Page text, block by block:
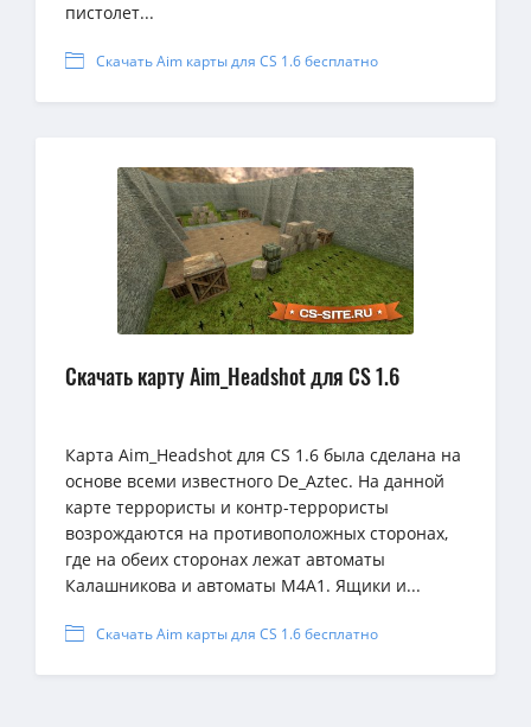
пистолет...
Скачать Aim карты для CS 1.6 бесплатно
Скачать карту Aim_Headshot для CS 1.6
Карта Aim_Headshot для CS 1.6 была сделана на
основе всеми известного De_Aztec. На данной
карте террористы и контр-террористы
возрождаются на противоположных сторонах,
где на обеих сторонах лежат автоматы
Калашникова и автоматы M4A1. Ящики и...
Скачать Aim карты для CS 1.6 бесплатно